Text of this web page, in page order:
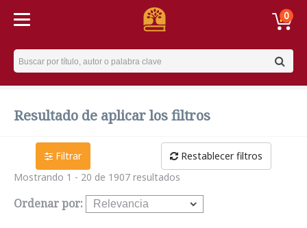
0
Username
Resultado de aplicar los filtros
Filtrar
Restablecer filtros
Mostrando 1 - 20 de 1907 resultados
Ordenar por: